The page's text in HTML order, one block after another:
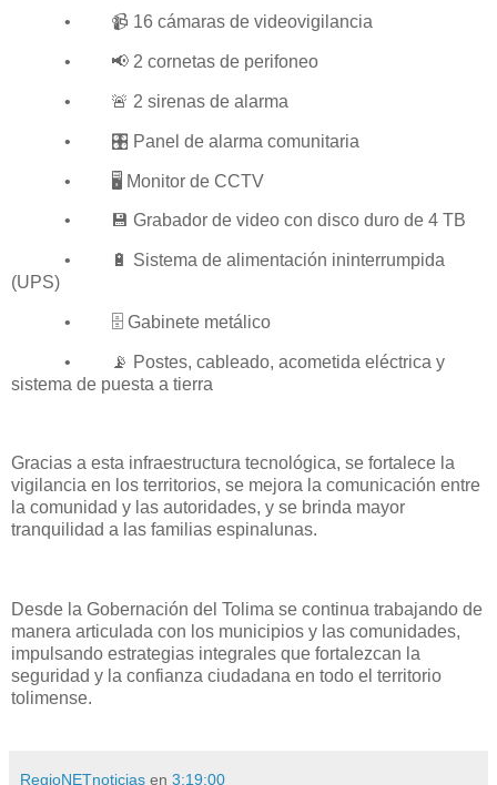
• 📹 16 cámaras de videovigilancia
• 📢 2 cornetas de perifoneo
• 🚨 2 sirenas de alarma
• 🎛️ Panel de alarma comunitaria
• 🖥️ Monitor de CCTV
• 💾 Grabador de video con disco duro de 4 TB
• 🔋 Sistema de alimentación ininterrumpida
(UPS)
• 🗄️ Gabinete metálico
• 📡 Postes, cableado, acometida eléctrica y
sistema de puesta a tierra
Gracias a esta infraestructura tecnológica, se fortalece la
vigilancia en los territorios, se mejora la comunicación entre
la comunidad y las autoridades, y se brinda mayor
tranquilidad a las familias espinalunas.
Desde la Gobernación del Tolima se continua trabajando de
manera articulada con los municipios y las comunidades,
impulsando estrategias integrales que fortalezcan la
seguridad y la confianza ciudadana en todo el territorio
tolimense.
RegioNETnoticias en 3:19:00